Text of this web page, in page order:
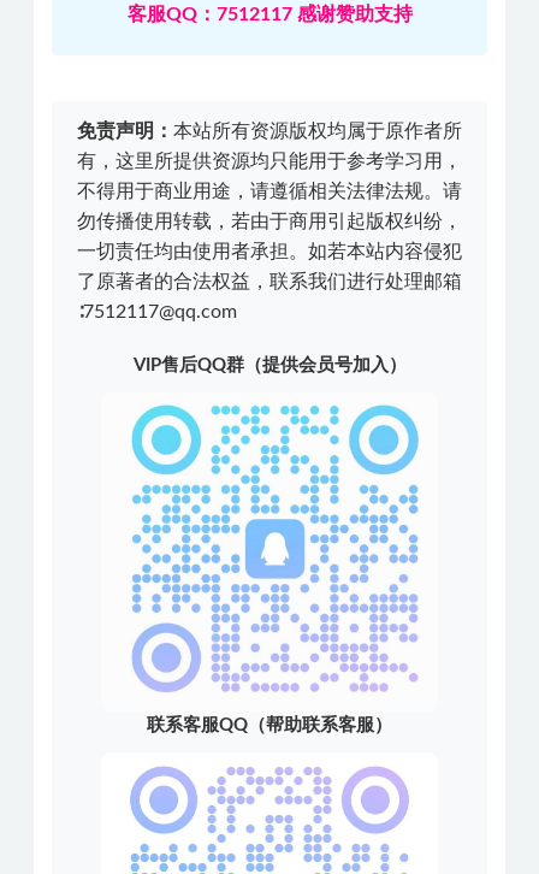
客服QQ：7512117 感谢赞助支持
免责声明： 本站所有资源版权均属于原作者所
有，这里所提供资源均只能用于参考学习用，
不得用于商业用途，请遵循相关法律法规。请
勿传播使用转载，若由于商用引起版权纠纷，
一切责任均由使用者承担。如若本站内容侵犯
了原著者的合法权益，联系我们进行处理邮箱
∶7512117@qq.com
VIP售后QQ群（提供会员号加入）
联系客服QQ（帮助联系客服）